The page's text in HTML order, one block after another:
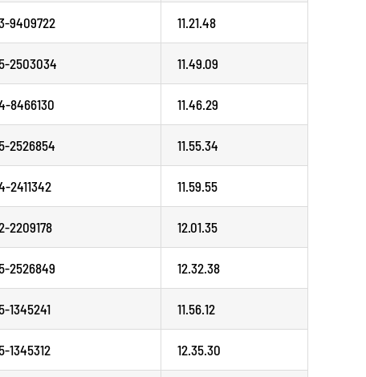
9409722 11.21.48
2503034 11.49.09
8466130 11.46.29
2526854 11.55.34
2411342 11.59.55
2209178 12.01.35
2526849 12.32.38
1345241 11.56.12
1345312 12.35.30